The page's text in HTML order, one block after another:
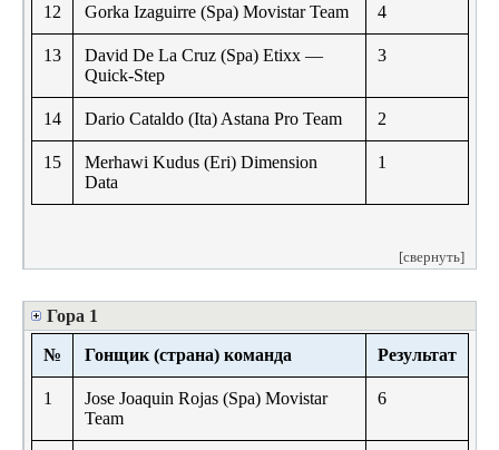
12 Gorka Izaguirre (Spa) Movistar Team 4
13
David De La Cruz (Spa) Etixx —
Quick-Step
3
14 Dario Cataldo (Ita) Astana Pro Team 2
15
Merhawi Kudus (Eri) Dimension
Data
1
[свернуть]
Гора 1
№ Гонщик (страна) команда Результат
1
Jose Joaquin Rojas (Spa) Movistar
Team
6